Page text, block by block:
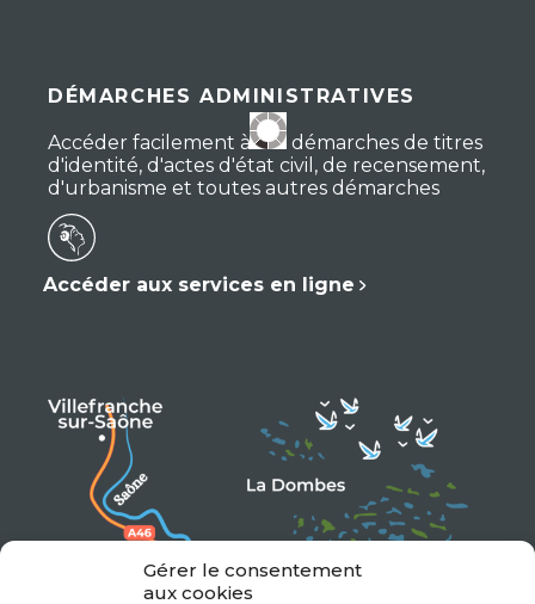
Gérer le consentement
aux cookies
DÉMARCHES ADMINISTRATIVES
Accéder facilement à vos démarches de titres
d'identité, d'actes d'état civil, de recensement,
d'urbanisme et toutes autres démarches
Accéder aux services en ligne